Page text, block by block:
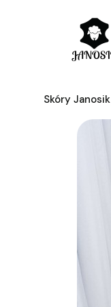
Skóry Janosik